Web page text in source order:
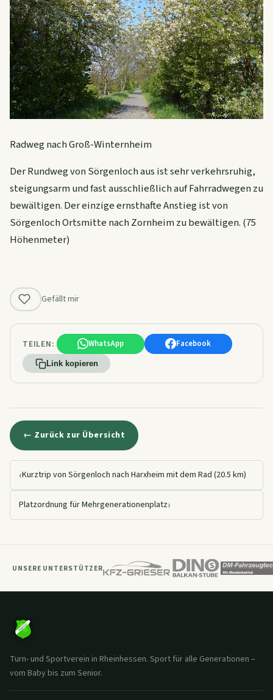
Radweg nach Groß-Winternheim
Der Rundweg von Sörgenloch aus ist sehr verkehrsruhig,
steigungsarm und fast ausschließlich auf Fahrradwegen zu
bewältigen. Der einzige ernsthafte Anstieg ist von
Sörgenloch Ortsmitte nach Zornheim zu bewältigen. (75
Höhenmeter)
Gefällt mir
TEILEN: WhatsApp Facebook
Link kopieren
← Zurück zur Übersicht
‹Kurztrip von Sörgenloch nach Harxheim mit dem Rad (20.5 km)
Platzordnung für Mehrgenerationenplatz›
UNSERE UNTERSTÜTZER
Turn- und Sportverein in Rheinhessen. Sport für alle Generationen –
vom Baby bis zum Senior.